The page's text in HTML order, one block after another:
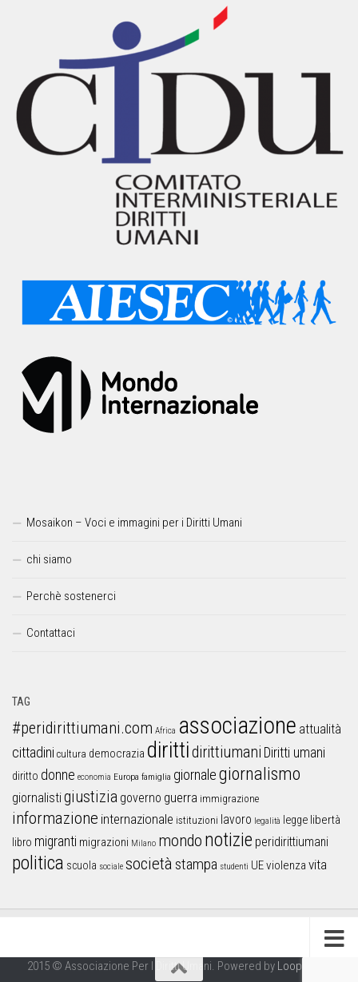
Mosaikon – Voci e immagini per i Diritti Umani
chi siamo
Perchè sostenerci
Contattaci
TAG
#peridirittiumani.com Africa associazione attualità
cittadini cultura democrazia dirittidirittiumani Diritti umani
diritto donne economia Europa famiglia giornalegiornalismo
giornalistigiustizia governo guerra immigrazione
informazione internazionale istituzioni lavoro legalità legge libertà
libro migranti migrazioni Milano mondo notizie peridirittiumani
politica scuola sociale società stampa studenti UEviolenza vita
2015 © Associazione Per I Diritti Umani. Powered by Looproject